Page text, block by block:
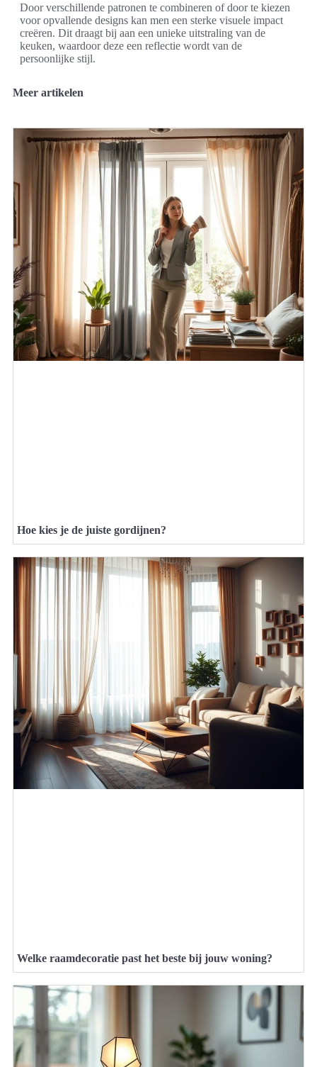
Door verschillende patronen te combineren of door te kiezen
voor opvallende designs kan men een sterke visuele impact
creëren. Dit draagt bij aan een unieke uitstraling van de
keuken, waardoor deze een reflectie wordt van de
persoonlijke stijl.
Meer artikelen
Hoe kies je de juiste gordijnen?
Welke raamdecoratie past het beste bij jouw woning?